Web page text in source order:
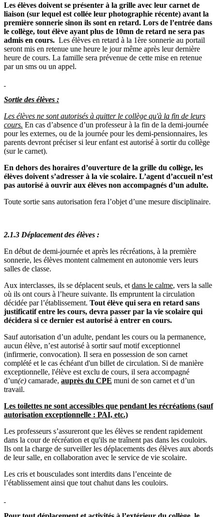
Les élèves doivent se présenter à la grille avec leur carnet de
liaison (sur lequel est collée leur photographie récente) avant la
première sonnerie sinon ils sont en retard. Lors de l’entrée dans
le collège, tout élève ayant plus de 10mn de retard ne sera pas
admis en cours. Les élèves en retard à la 1ère sonnerie au portail
seront mis en retenue une heure le jour même après leur dernière
heure de cours. La famille sera prévenue de cette mise en retenue
par un sms ou un appel.
Sortie des élèves :
Les élèves ne sont autorisés à quitter le collège qu'à la fin de leurs
cours. En cas d’absence d’un professeur à la fin de la demi-journée
pour les externes, ou de la journée pour les demi-pensionnaires, les
parents devront préciser si leur enfant est autorisé à sortir du collège
(sur le carnet).
En dehors des horaires d’ouverture de la grille du collège, les
élèves doivent s’adresser à la vie scolaire. L’agent d’accueil n’est
pas autorisé à ouvrir aux élèves non accompagnés d’un adulte.
Toute sortie sans autorisation fera l’objet d’une mesure disciplinaire.
2.1.3 Déplacement des élèves :
En début de demi-journée et après les récréations, à la première
sonnerie, les élèves montent calmement en autonomie vers leurs
salles de classe.
Aux interclasses, ils se déplacent seuls, et dans le calme, vers la salle
où ils ont cours à l’heure suivante. Ils empruntent la circulation
décidée par l’établissement. Tout élève qui sera en retard sans
justificatif entre les cours, devra passer par la vie scolaire qui
décidera si ce dernier est autorisé à entrer en cours.
Sauf autorisation d’un adulte, pendant les cours ou la permanence,
aucun élève, n’est autorisé à sortir sauf motif exceptionnel
(infirmerie, convocation). Il sera en possession de son carnet
complété et le cas échéant d'un billet de circulation. Si de manière
exceptionnelle, l'élève est exclu de cours, il sera accompagné
d’un(e) camarade, auprès du CPE muni de son carnet et d’un
travail.
Les toilettes ne sont accessibles que pendant les récréations (sauf
autorisation exceptionnelle : PAI, etc.)
Les professeurs s’assureront que les élèves se rendent rapidement
dans la cour de récréation et qu'ils ne traînent pas dans les couloirs.
Ils ont la charge de surveiller les déplacements des élèves aux abords
de leur salle, en collaboration avec le service de vie scolaire.
Les cris et bousculades sont interdits dans l’enceinte de
l’établissement ainsi que tout chahut dans les couloirs.